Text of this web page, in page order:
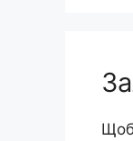
Щоб